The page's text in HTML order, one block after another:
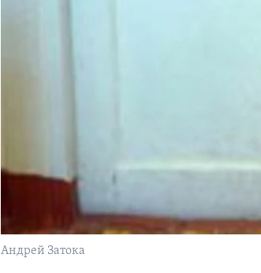
Андрей Затока